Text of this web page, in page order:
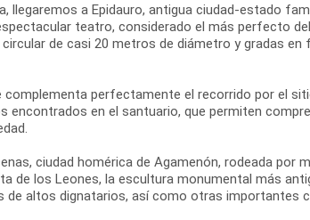
llegaremos a Epidauro, antigua ciudad-estado
teatro, considerado el más perfecto
de casi 20 metros de diámetro y gradas en
complementa perfectamente el recorrido por el
encontrados en el santuario, que permiten
ciudad homérica de Agamenón, rodeada por
de los Leones, la escultura monumental más
de altos dignatarios, así como otras importantes